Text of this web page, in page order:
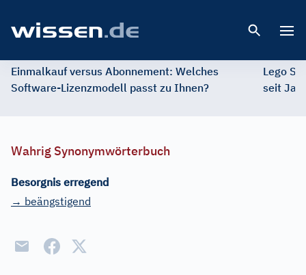
Einmalkauf versus Abonnement: Welches
Software-Lizenzmodell passt zu Ihnen?
Lego
seit
Wahrig Synonymwörterbuch
Besorgnis erregend
→ beängstigend